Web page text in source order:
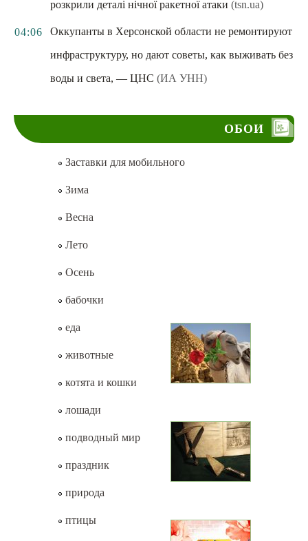
розкрили деталі нічної ракетної атаки (tsn.ua)
04:06
Оккупанты в Херсонской области не ремонтируют
инфраструктуру, но дают советы, как выживать без
воды и света, — ЦНС (ИА УНН)
ОБОИ
Заставки для мобильного
Зима
Весна
Лето
Осень
бабочки
еда
животные
котята и кошки
лошади
подводный мир
праздник
природа
птицы